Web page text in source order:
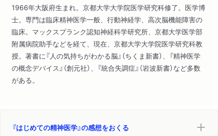
1966年大阪府生まれ。京都大学大学院医学研究科修了。医学博
士。専門は臨床精神医学一般、行動神経学、高次脳機能障害の
臨床。マックスプランク認知神経科学研究所、京都大学医学部
附属病院助手などを経て、現在、京都大学大学院医学研究科教
授。著書に『人の気持ちがわかる脳』（ちくま新書）、『精神医学
の概念デバイス』（創元社）、『統合失調症』（岩波新書）など多数
がある。
『はじめての精神医学』の感想をおくる